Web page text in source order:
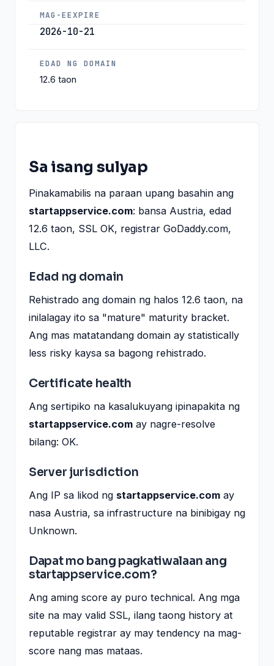
MAG-EEXPIRE
2026-10-21
EDAD NG DOMAIN
12.6 taon
Sa isang sulyap
Pinakamabilis na paraan upang basahin ang
startappservice.com: bansa Austria, edad
12.6 taon, SSL OK, registrar GoDaddy.com,
LLC.
Edad ng domain
Rehistrado ang domain ng halos 12.6 taon, na
inilalagay ito sa "mature" maturity bracket.
Ang mas matatandang domain ay statistically
less risky kaysa sa bagong rehistrado.
Certificate health
Ang sertipiko na kasalukuyang ipinapakita ng
startappservice.com ay nagre-resolve
bilang: OK.
Server jurisdiction
Ang IP sa likod ng startappservice.com ay
nasa Austria, sa infrastructure na binibigay ng
Unknown.
Dapat mo bang pagkatiwalaan ang
startappservice.com?
Ang aming score ay puro technical. Ang mga
site na may valid SSL, ilang taong history at
reputable registrar ay may tendency na mag-
score nang mas mataas.